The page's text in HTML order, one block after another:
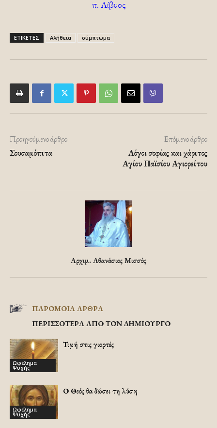
π. Λίβυος
ΕΤΙΚΕΤΕΣ Αλήθεια σύμπτωμα
Προηγούμενο άρθρο
Σουσαμόπιτα
Επόμενο άρθρο
Λόγοι σοφίας και χάριτος
Αγίου Παϊσίου Αγιορείτου
Αρχιμ. Αθανάσιος Μισσός
ΠΑΡΟΜΟΙΑ ΑΡΘΡΑ
ΠΕΡΙΣΣΟΤΕΡΑ ΑΠΟ ΤΟΝ ΔΗΜΙΟΥΡΓΟ
Ωφέλημα
Ψυχής
Τιμή στις γιορτές
Ωφέλημα
Ψυχής
Ο Θεός θα δώσει τη λύση